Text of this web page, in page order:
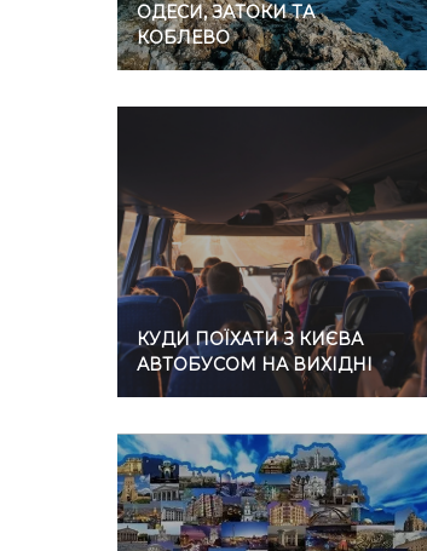
ОДЕСИ, ЗАТОКИ ТА
КОБЛЕВО
КУДИ ПОЇХАТИ З КИЄВА
АВТОБУСОМ НА ВИХІДНІ